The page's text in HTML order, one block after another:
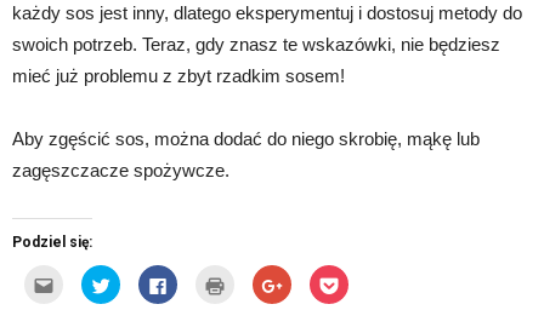
każdy sos jest inny, dlatego eksperymentuj i dostosuj metody do
swoich potrzeb. Teraz, gdy znasz te wskazówki, nie będziesz
mieć już problemu z zbyt rzadkim sosem!
Aby zgęścić sos, można dodać do niego skrobię, mąkę lub
zagęszczacze spożywcze.
Podziel się:
Kliknij, Udostępnij
na
Click
to
Kliknij Click
to
Click
to